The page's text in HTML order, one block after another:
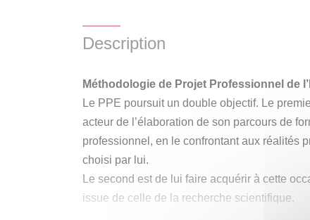
Description
Méthodologie de Projet Professionnel de
Le PPE poursuit un double objectif. Le
acteur de l’élaboration de son parcours de
professionnel, en le confrontant aux réalités
choisi par lui.
Le second est de lui faire acquérir à cette
issue de celle de la recherche scientifique.